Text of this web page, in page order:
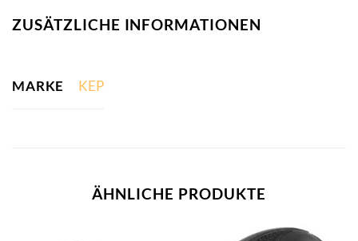
ZUSÄTZLICHE INFORMATIONEN
MARKE KEP
ÄHNLICHE PRODUKTE